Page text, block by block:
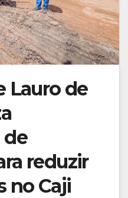
Lauro de
reduzir
no Caji